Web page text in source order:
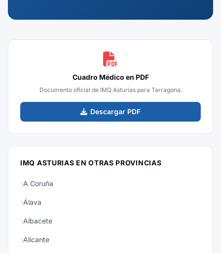
Cuadro Médico en PDF
Documento oficial de IMQ Asturias para Tarragona.
Descargar PDF
IMQ ASTURIAS EN OTRAS PROVINCIAS
A Coruña
Álava
Albacete
Alicante